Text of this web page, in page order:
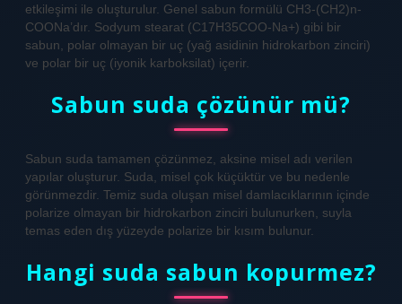
etkileşimi ile oluşturulur. Genel sabun formülü CH3-(CH2)n-
COONa’dır. Sodyum stearat (C17H35COO-Na+) gibi bir
sabun, polar olmayan bir uç (yağ asidinin hidrokarbon zinciri)
ve polar bir uç (iyonik karboksilat) içerir.
Sabun suda çözünür mü?
Sabun suda tamamen çözünmez, aksine misel adı verilen
yapılar oluşturur. Suda, misel çok küçüktür ve bu nedenle
görünmezdir. Temiz suda oluşan misel damlacıklarının içinde
polarize olmayan bir hidrokarbon zinciri bulunurken, suyla
temas eden dış yüzeyde polarize bir kısım bulunur.
Hangi suda sabun kopurmez?